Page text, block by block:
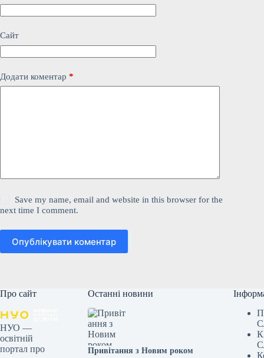
Сайт
Додати коментар *
Save my name, email and website in this browser for the
next time I comment.
Опублікувати коментар
Про сайт
НУО —
освітній
портал про
Останні новини
Привітання з Новим роком